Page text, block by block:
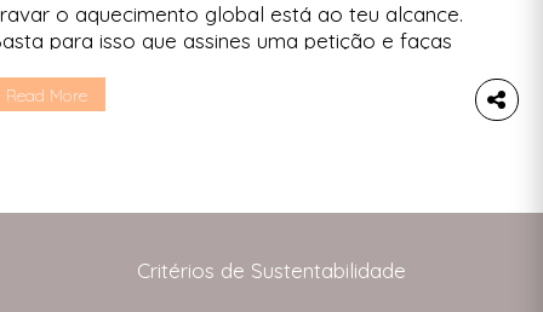
o aquecimento global está ao teu alcance.
para isso que assines uma petição e faças
quem governa, mas também em ti. Sabias que
Read More
Critérios de Sustentabilidade